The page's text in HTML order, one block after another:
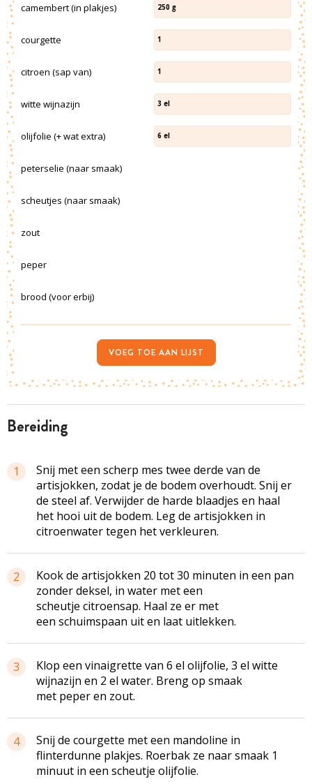
bereiding
1
Snij met een scherp mes twee derde van de
artisjokken, zodat je de bodem overhoudt. Snij er
de steel af. Verwijder de harde blaadjes en haal
het hooi uit de bodem. Leg de artisjokken in
citroenwatertegen het verkleuren.
2
Kook de artisjokken 20 tot 30 minuten in een pan
zonder deksel, in water met een
scheutje citroensap. Haal ze er met
een schuimspaan uit en laat uitlekken.
3
Klop een vinaigrette van 6 el olijfolie, 3 el witte
wijnazijn en 2 el water. Breng op smaak
met peper en zout.
4
Snij de courgette met een mandoline in
flinterdunne plakjes. Roerbak ze naar smaak 1
minuut in een scheutje olijfolie.
camembert (in plakjes) 250 g
courgette 1
citroen (sap van) 1
witte wijnazijn 3 el
olijfolie (+ wat extra) 6 el
peterselie (naar smaak)
scheutjes (naar smaak)
zout
peper
brood (voor erbij)
VOEG TOE AAN LIJST